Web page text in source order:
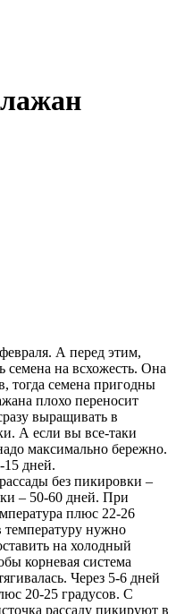
А перед этим,
семена на всхожесть. Она
тогда семена пригодны
плохо переносит
выращивать в
А если вы все-таки
максимально бережно.
15 дней.
без пикировки –
– 50-60 дней. При
плюс 22-26
температуру нужно
на холодный
корневая система
Через 5-6 дней
20-25 градусов. С
рассаду пикируют в